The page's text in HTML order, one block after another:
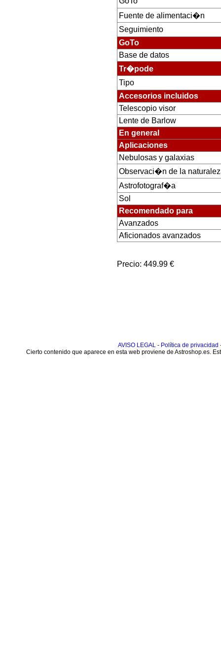
Fuente de alimentaci�n
Seguimiento
GoTo
Base de datos
Tr�pode
Tipo
Accesorios incluidos
Telescopio visor
Lente de Barlow
En general
Aplicaciones
Nebulosas y galaxias
Observaci�n de la
Astrofotograf�a
Sol
Recomendado para
Avanzados
Aficionados avanzados
Precio: 449.99 €
AVISO LEGAL - Política de privacidad
Cierto contenido que aparece en esta web proviene de Astroshop.es.